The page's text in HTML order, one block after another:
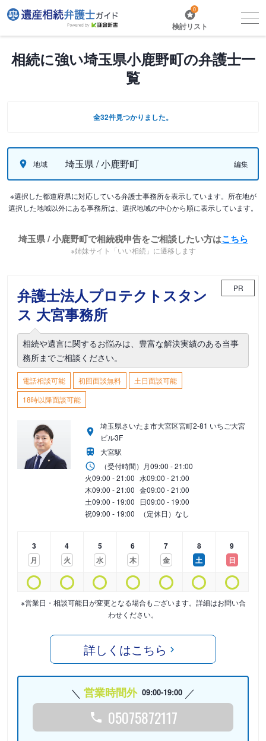
0
検討リスト
相続に強い埼玉県小鹿野町の弁護士一
覧
全32件見つかりました。
地域 埼玉県 / 小鹿野町 編集
※選択した都道府県に対応している弁護士事務所を表示しています。所在地が
選択した地域以外にある事務所は、選択地域の中心から順に表示しています。
埼玉県 / 小鹿野町で相続税申告をご相談したい方はこちら
※姉妹サイト「いい相続」に遷移します
弁護士法人プロテクトスタン
ス 大宮事務所
PR
相続や遺言に関するお悩みは、豊富な解決実績のある当事
務所までご相談ください。
電話相談可能 初回面談無料
土日面談可能
18時以降面談可能
埼玉県さいたま市大宮区宮町2-81 いちご大宮
ビル3F
大宮駅
（受付時間） 月09:00 - 21:00
火09:00 - 21:00 水09:00 - 21:00
木09:00 - 21:00 金09:00 - 21:00
土09:00 - 19:00 日09:00 - 19:00
祝09:00 - 19:00 （定休日）なし
3
月
4
火
5
水
6
木
7
金
8
土
9
日
※営業日・相談可能日が変更となる場合もございます。詳細はお問い合
わせください。
詳しくはこちら
営業時間外 09:00-19:00
05075872117